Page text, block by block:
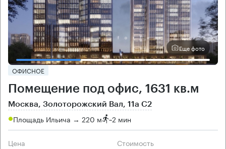
Еще фото
ОФИСНОЕ
Помещение под офис, 1631 кв.м
Москва, Золоторожский Вал, 11а С2
Площадь Ильича → 220 м ~2 мин
Цена Cтоимость